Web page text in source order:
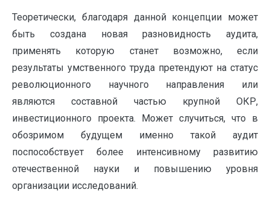
Теоретически, благодаря данной концепции может
быть создана новая разновидность аудита,
применять которую станет возможно, если
результаты умственного труда претендуют на статус
революционного научного направления или
являются составной частью крупной ОКР,
инвестиционного проекта. Может случиться, что в
обозримом будущем именно такой аудит
поспособствует более интенсивному развитию
отечественной науки и повышению уровня
организации исследований.